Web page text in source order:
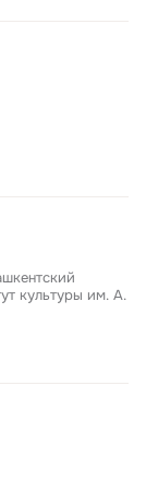
культуры им. А.